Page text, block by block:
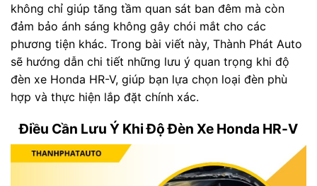
không chỉ giúp tăng tầm quan sát ban đêm mà còn
đảm bảo ánh sáng không gây chói mắt cho các
phương tiện khác. Trong bài viết này, Thành Phát Auto
sẽ hướng dẫn chi tiết những lưu ý quan trọng khi độ
đèn xe Honda HR-V, giúp bạn lựa chọn loại đèn phù
hợp và thực hiện lắp đặt chính xác.
Điều Cần Lưu Ý Khi Độ Đèn Xe Honda HR-V